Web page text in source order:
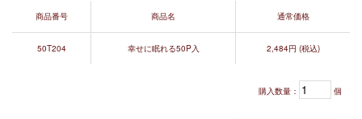
商品番号 商品名 通常価格
50T204 幸せに眠れる50P入 2,484円 (税込)
購入数量： 個